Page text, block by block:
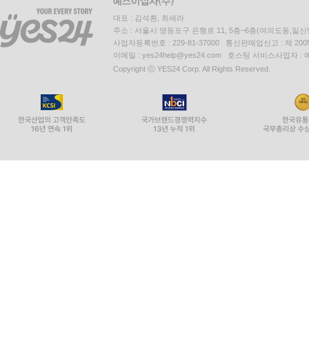
대표 : 김석환, 최세라
주소 : 서울시 영등포구 은행로 11, 5층~6층(여의도동,일신
사업자등록번호 : 229-81-37000 통신판매업신고 : 제
이메일 : yes24help@yes24.com 호스팅 서비스사업자 :
Copyright ⓒ YES24 Corp. All Rights Reserved.